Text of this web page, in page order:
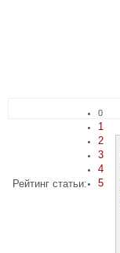
Рейтинг статьи:
0
1
2
3
4
5